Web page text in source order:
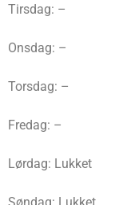
Tirsdag: –
Onsdag: –
Torsdag: –
Fredag: –
Lørdag: Lukket